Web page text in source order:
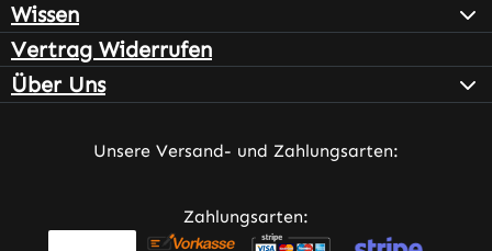
Wissen
Vertrag Widerrufen
Über Uns
Unsere Versand- und Zahlungsarten:
Zahlungsarten: